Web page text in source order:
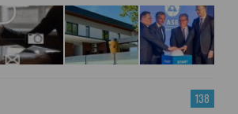
138